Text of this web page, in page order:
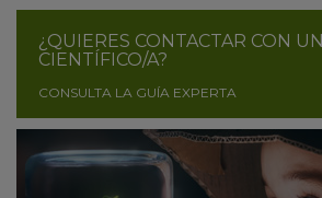
¿QUIERES CONTACTAR CON UN
CIENTÍFICO/A?
CONSULTA LA GUÍA EXPERTA